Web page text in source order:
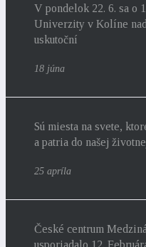
V pondelok 22. 6. sa o
Univerzity v Kolíne
uskutoční
18 júna
Sú miesta na svete,
a patria do našej
25 apríla
České centrum
usporiadalo 12.